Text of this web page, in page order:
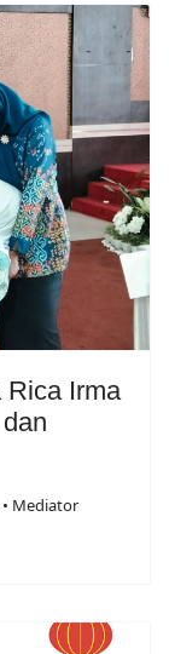
Rica Irma
• Mediator